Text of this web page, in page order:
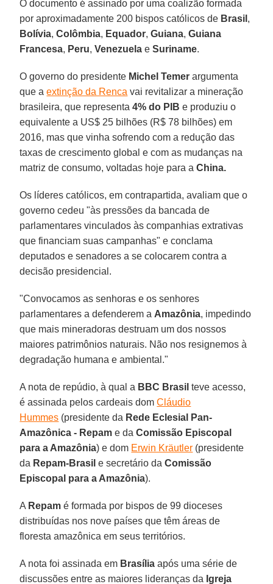
O documento é assinado por uma coalizão formada
por aproximadamente 200 bispos católicos de Brasil ,
Bolívia,Colômbia, Equador,Guiana,Guiana
Francesa, Peru,Venezuela eSuriname.
O governo do presidente Michel Temer argumenta
que aextinção da Renca vai revitalizar a mineração
brasileira, que representa4% do PIB e produziu o
equivalente a US$ 25 bilhões (R$ 78 bilhões) em
2016, mas que vinha sofrendo com a redução das
taxas de crescimento global e com as mudanças na
matriz de consumo, voltadas hoje para aChina.
Os líderes católicos, em contrapartida, avaliam que o
governo cedeu "às pressões da bancada de
parlamentares vinculados às companhias extrativas
que financiam suas campanhas" e conclama
deputados e senadores a se colocarem contra a
decisão presidencial.
"Convocamos as senhoras e os senhores
parlamentares a defenderem a Amazônia, impedindo
que mais mineradoras destruam um dos nossos
maiores patrimônios naturais. Não nos resignemos à
degradação humana e ambiental."
A nota de repúdio, à qual a BBC Brasil teve acesso,
é assinada pelos cardeais dom Cláudio
Hummes (presidente da Rede Eclesial Pan-
Amazônica - Repam e daComissão Episcopal
para a Amazônia) e dom Erwin Kräutler (presidente
da Repam-Brasil e secretário daComissão
Episcopal para a Amazônia).
A Repam é formada por bispos de 99 dioceses
distribuídas nos nove países que têm áreas de
floresta amazônica em seus territórios.
A nota foi assinada em Brasília após uma série de
discussões entre as maiores lideranças da Igreja